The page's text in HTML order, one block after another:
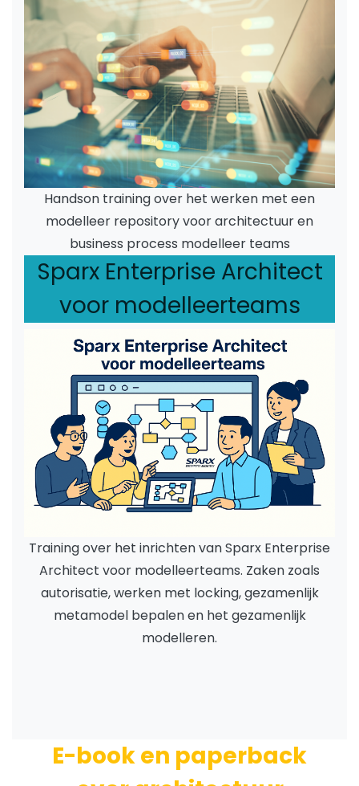
Handson training over het werken met een
modelleer repository voor architectuur en
business process modelleer teams
Sparx Enterprise Architect
voor modelleerteams
Training over het inrichten van Sparx Enterprise
Architect voor modelleerteams. Zaken zoals
autorisatie, werken met locking, gezamenlijk
metamodel bepalen en het gezamenlijk
modelleren.
E-book en paperback